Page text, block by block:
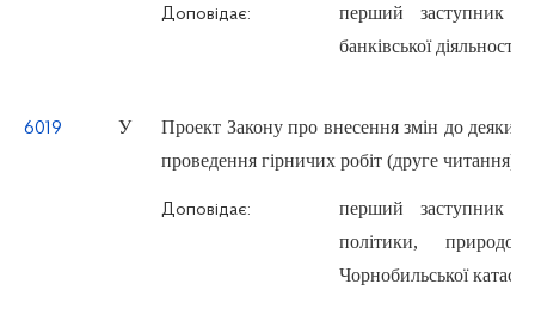
Доповідає:
перший заступник
банківської
6019 У
Проект Закону про внесення змін до деяких
проведення гірничих робіт (друге читання)
Доповідає:
перший заступник
політики,
Чорнобильської